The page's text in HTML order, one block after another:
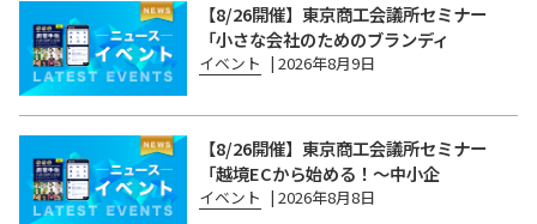
【8/26開催】東京商工会議所セミナー
「小さな会社のためのブランディ
イベント | 2026年8月9日
【8/26開催】東京商工会議所セミナー
「越境ECから始める！〜中小企
イベント | 2026年8月8日